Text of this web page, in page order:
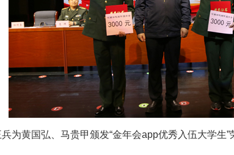
为黄国弘、马贵甲颁发“金年会app优秀入伍大学生”